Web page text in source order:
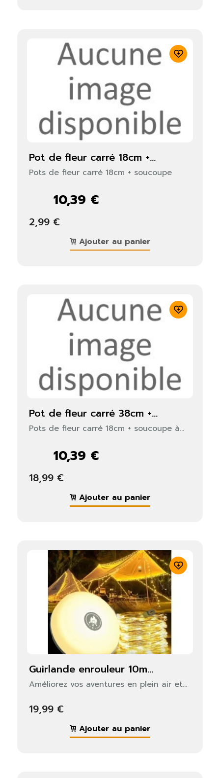
pot de fleur carré 18cm +...
Pots de fleur carré 18cm + soucoupe
10,39 €
2,99 €
Ajouter au panier
pot de fleur carré 38cm +...
Pots de fleur carré 18cm + soucoupe à...
10,39 €
18,99 €
Ajouter au panier
guirlande enrouleur 10m...
Améliorez vos aventures en plein air et...
19,99 €
Ajouter au panier
Vous devez être connecté pour enregistrer des
produits dans votre liste de souhaits.